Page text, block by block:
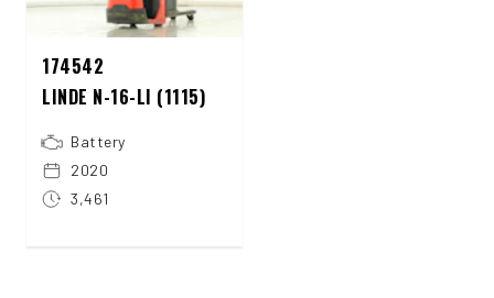
174542
LINDE N-16-LI (1115)
Battery
2020
3,461